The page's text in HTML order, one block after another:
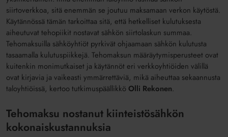
siirtoverkkoa, sitä enemmän se joutuu maksamaan verkon käytöstä.
Käytännössä tämän tarkoittaa sitä, että hetkelliset kulutuksesta
aiheutuvat tehopiikit nostavat sähkön siirtolaskun summaa.
Tehomaksuilla sähköyhtiöt pyrkivät ohjaamaan sähkön kulutusta
tasaamalla kulutuspiikkejä. Tehomaksun määräytymisperusteet ovat
kuitenkin monimutkaiset ja käytännöt eri verkkoyhtiöiden välillä
ovat kirjavia ja vaikeasti ymmärrettäviä, mikä aiheuttaa sekaannusta
taloyhtiöissä, kertoo tutkimuspäällikkö Olli Rekonen.
Tehomaksu nostanut kiinteistösähkön
kokonaiskustannuksia